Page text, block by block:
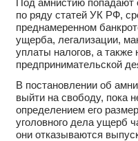
Под амнистию
по ряду статей УК РФ,
преднамеренном
ущерба, легализации,
уплаты налогов, а также
предпринимательской
В постановлении об
выйти на свободу, пока
определением его
уголовного дела ущерб
они отказываются